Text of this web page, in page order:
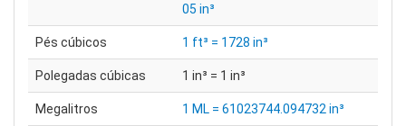
05 in³
Pés cúbicos 1 ft³ = 1728 in³
Polegadas cúbicas 1 in³ = 1 in³
Megalitros 1 ML = 61023744.094732 in³